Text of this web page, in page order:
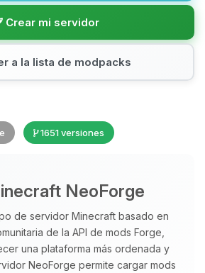
Crear mi servidor
a la lista de modpacks
1651 versiones
NeoForge
de servidor Minecraft basado en
de la API de mods Forge,
una plataforma más ordenada y
NeoForge permite cargar mods
fin alguien con quien
Choupy, tu pequeno